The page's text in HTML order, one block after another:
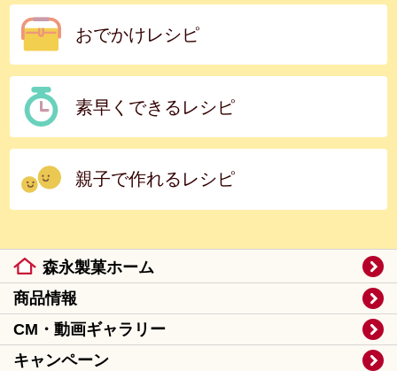
おでかけレシピ
素早くできるレシピ
親子で作れるレシピ
森永製菓ホーム
商品情報
CM・動画ギャラリー
キャンペーン